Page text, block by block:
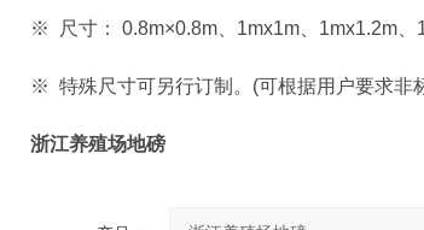
※ 尺寸： 0.8m×0.8m、1mx1m、1mx1.2m、
※ 特殊尺寸可另行订制。(可根据用户要求非
浙江养殖场地磅